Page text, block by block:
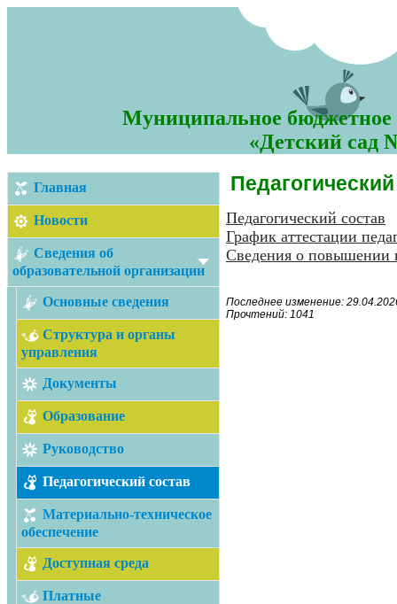
Муниципальное бюджетное
«Детский сад
Главная
Новости
Сведения об
образовательной организации
Основные сведения
Структура и органы
управления
Документы
Образование
Руководство
Педагогический состав
Материально-техническое
обеспечение
Доступная среда
Платные
Педагогический состав
График аттестации
Сведения о повышении
Последнее изменение:
Прочтений: 1041